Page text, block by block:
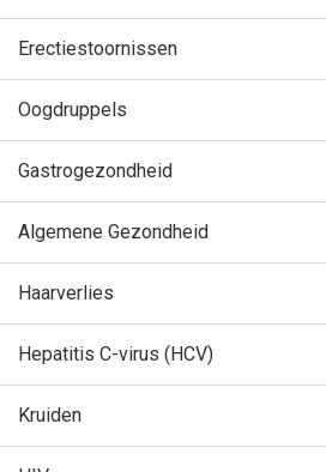
Erectiestoornissen
Oogdruppels
Gastrogezondheid
Algemene Gezondheid
Haarverlies
Hepatitis C-virus (HCV)
Kruiden